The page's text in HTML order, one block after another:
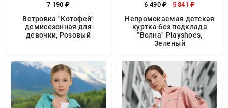
7 190 ₽
Ветровка "Котофей"
демисезонная для
девочки, Розовый
6 490 ₽ 5 841 ₽
Непромокаемая детская
куртка без подклада
"Волна" Playshoes,
Зеленый